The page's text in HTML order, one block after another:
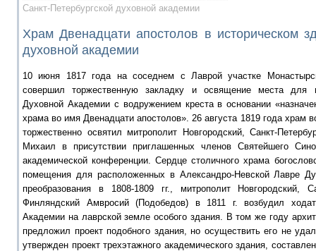
Санкт-Петербургской духовной академии
Храм Двенадцати апостолов в историческом
духовной академии
10 июня 1817 года на соседнем с Лаврой участке
совершил торжественную закладку и освящение места для
Духовной Академии с водружением креста в основании
храма во имя Двенадцати апостолов». 26 августа 1819 года храм
торжественно освятил митрополит Новгородский, Санкт-
Михаил в присутствии приглашенных членов Святейшего
академической конференции. Сердце столичного храма
помещения для расположенных в Александро-Невской Лавре
преобразования в 1808-1809 гг., митрополит Новгородский,
Финляндский Амвросий (Подобедов) в 1811 г. возбудил
Академии на лаврской земле особого здания. В том же году
предложил проект подобного здания, но осуществить его не
утвержден проект трехэтажного академического здания,